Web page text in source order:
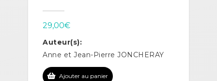
29,00€
Auteur(s):
Anne et Jean-Pierre JONCHERAY
Ajouter au panier